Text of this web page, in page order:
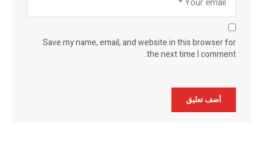
Save my name, email, and website in this browser for
the next time I comment.